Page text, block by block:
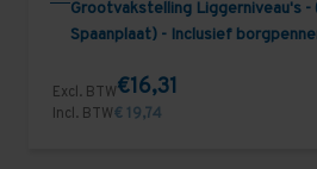
Grootvakstelling Liggerniveau's -
Spaanplaat) - Inclusief
Excl. BTW€16,31
Incl. BTW€ 19,74